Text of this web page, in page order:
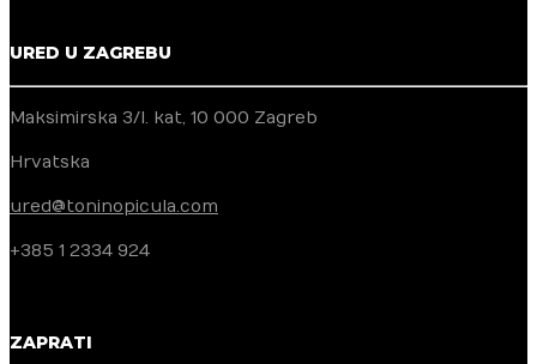
URED U ZAGREBU
Maksimirska 3/I. kat, 10 000 Zagreb
Hrvatska
ured@toninopicula.com
+385 1 2334 924
ZAPRATI